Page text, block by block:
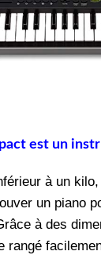
est un
à un
un piano
à des
rangé